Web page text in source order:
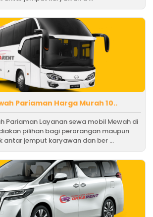
Pariaman Harga Murah 10..
Pariaman Layanan sewa mobil Mewah di
pilihan bagi perorangan maupun
antar jemput karyawan dan ber ...